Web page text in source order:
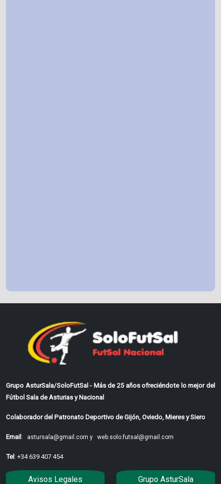
Grupo AsturSala/SoloFutSal - Más de 25 años ofreciéndote lo mejor del
Fútbol Sala de Asturias y Nacional
Colaborador del Patronato Deportivo de Gijón, Oviedo, Mieres y Siero
Email : astursala@gmail.com y web.solo.futsal@gmail.com
Tel : +34 639 407 454
Avisos Legales Grupo AsturSala